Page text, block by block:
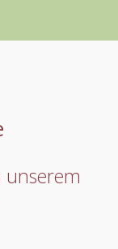
unserem